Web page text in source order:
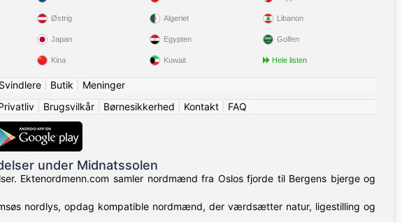
Østrig
Japan
Kina
Algeriet
Egypten
Kuwait
Libanon
Golfen
Hele listen
Svindlere| Butik
Meninger
Brugsvilkår Børnesikkerhed Kontakt FAQ
under Midnatssolen
Ektenordmenn.com samler nordmænd fra Oslos fjorde til Bergens bjerge og
nordlys, opdag kompatible nordmænd, der værdsætter natur, ligestilling og